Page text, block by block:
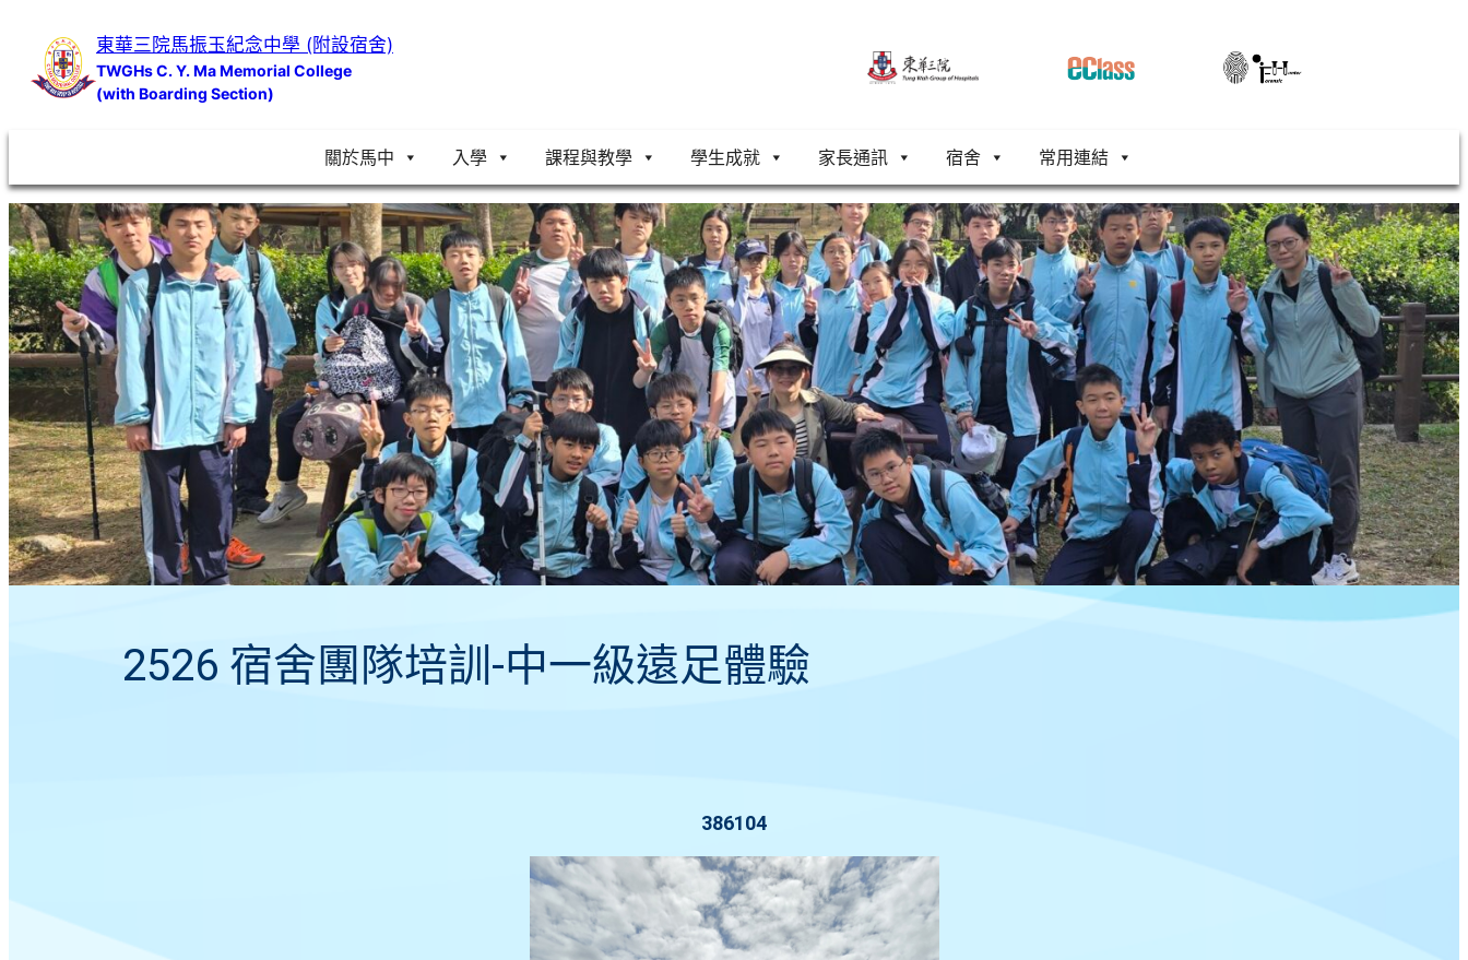
內
東華三院馬振玉紀念中學 (附設宿舍)
TWGHs C. Y. Ma Memorial College
(with Boarding Section)
關於馬中 入學 課程與教學 學生成就 家長通訊 宿舍 常用連結
2526 宿舍團隊培訓-中一級遠足體驗
386104